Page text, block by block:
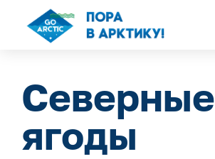
Северные
ягоды